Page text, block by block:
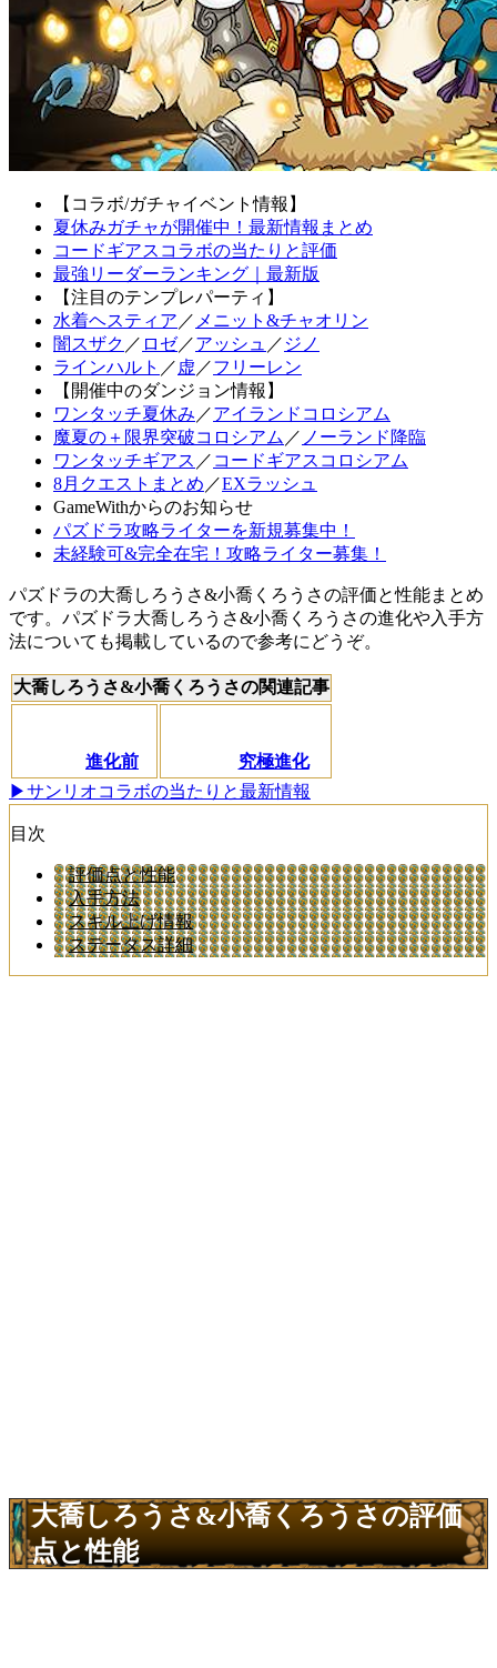
【コラボ/ガチャイベント情報】
夏休みガチャが開催中！最新情報まとめ
コードギアスコラボの当たりと評価
最強リーダーランキング｜最新版
【注目のテンプレパーティ】
水着ヘスティア ／ メニット&チャオリン
闇スザク ／ ロゼ／アッシュ ／ ジノ
ラインハルト ／ 虚 ／フリーレン
【開催中のダンジョン情報】
ワンタッチ夏休み ／アイランドコロシアム
魔夏の＋限界突破コロシアム ／ ノーランド降臨
ワンタッチギアス ／ コードギアスコロシアム
8月クエストまとめ ／EXラッシュ
GameWithからのお知らせ
パズドラ攻略ライターを新規募集中！
未経験可&完全在宅！攻略ライター募集！
パズドラの大喬しろうさ&小喬くろうさの評価と性能まとめ
です。パズドラ大喬しろうさ&小喬くろうさの進化や入手方
法についても掲載しているので参考にどうぞ。
大喬しろうさ&小喬くろうさの関連記事
進化前
究極進化
▶サンリオコラボの当たりと最新情報
目次
評価点と性能
入手方法
スキル上げ情報
ステータス詳細
大喬しろうさ&小喬くろうさの評価
点と性能